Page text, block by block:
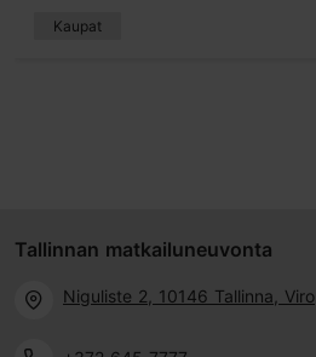
Kaupat
Tallinnan matkailuneuvonta
Niguliste 2, 10146 Tallinna, Viro